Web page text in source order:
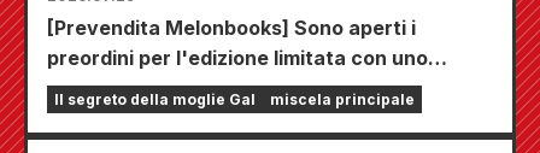
[Prevendita Melonbooks] Sono aperti i
preordini per l'edizione limitata con uno
speciale tappetino da gioco che raffigura una
splendida illustrazione di Fuyuki Tojo
Il segreto della moglie Gal miscela principale